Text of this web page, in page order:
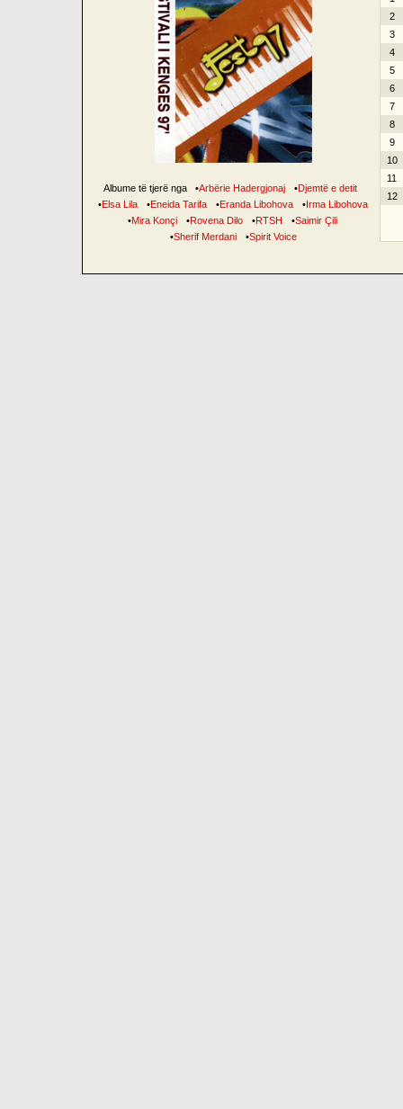
Albume të tjerë nga •Arbërie Hadergjonaj •Djemtë e detit
•Elsa Lila •Eneida Tarifa •Eranda Libohova •Irma Libohova
•Mira Konçi •Rovena Dilo •RTSH •Saimir Çili
•Sherif Merdani •Spirit Voice
2
3
4
5
6
7
8
9
10
11
12